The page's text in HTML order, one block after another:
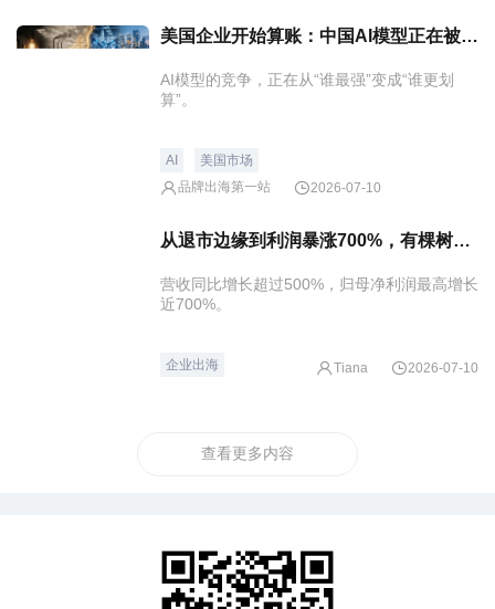
美国企业开始算账：中国AI模型正在被重新估值
AI模型的竞争，正在从“谁最强”变成“谁更划
算”。
AI
美国市场
品牌出海第一站
2026-07-10
从退市边缘到利润暴涨700%，有棵树经历了什么？
营收同比增长超过500%，归母净利润最高增长
近700%。
企业出海 Tiana 2026-07-10
查看更多内容